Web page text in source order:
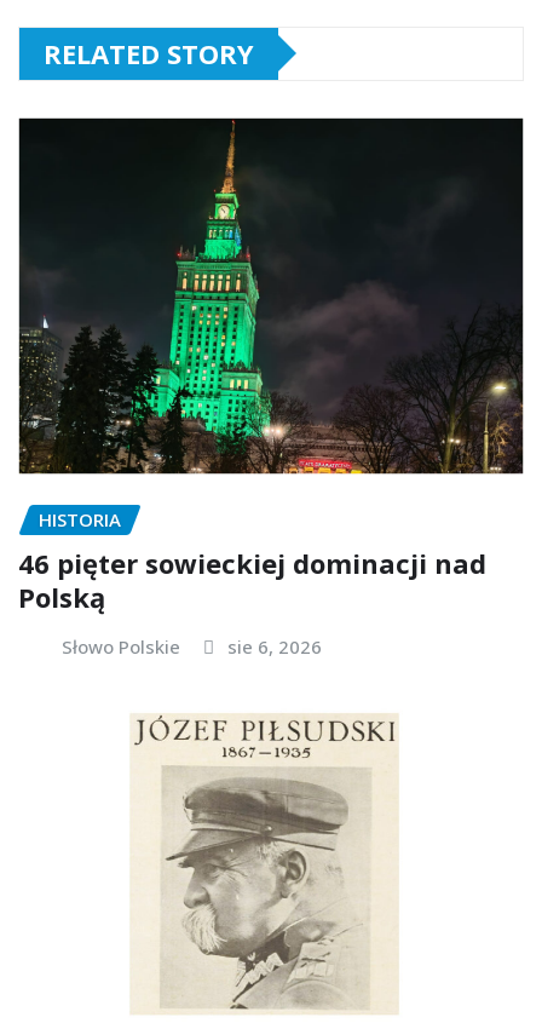
RELATED STORY
HISTORIA
46 pięter sowieckiej dominacji nad
Polską
Słowo Polskie sie 6, 2026